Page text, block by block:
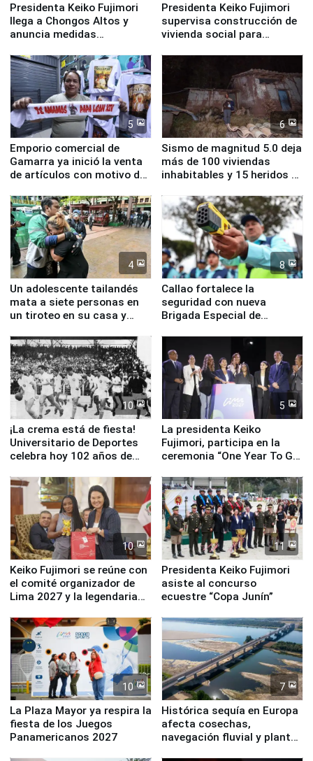
Presidenta Keiko Fujimori
llega a Chongos Altos y
anuncia medidas
educación, salud y empleo
Presidenta Keiko Fujimori
supervisa construcción de
vivienda social para
5
Emporio comercial de
Gamarra ya inició la venta
de artículos con motivo de
6
Sismo de magnitud 5.0 deja
más de 100 viviendas
inhabitables y 15 heridos en
4
Un adolescente tailandés
mata a siete personas en
un tiroteo en su casa y
8
Callao fortalece la
seguridad con nueva
Brigada Especial de
equipamiento para
Serenazgo
10
¡La crema está de fiesta!
Universitario de Deportes
celebra hoy 102 años de
5
La presidenta Keiko
Fujimori, participa en la
ceremonia “One Year To Go
10
Keiko Fujimori se reúne con
el comité organizador de
Lima 2027 y la legendaria
11
Presidenta Keiko Fujimori
asiste al concurso
ecuestre “Copa Junín”
10
La Plaza Mayor ya respira la
fiesta de los Juegos
Panamericanos 2027
7
Histórica sequía en Europa
afecta cosechas,
navegación fluvial y plantas